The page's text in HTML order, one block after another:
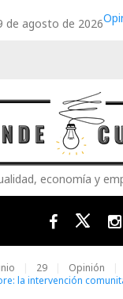
de agosto de 2026
economía y
FacebookTwitter
29
Opinión
la intervención